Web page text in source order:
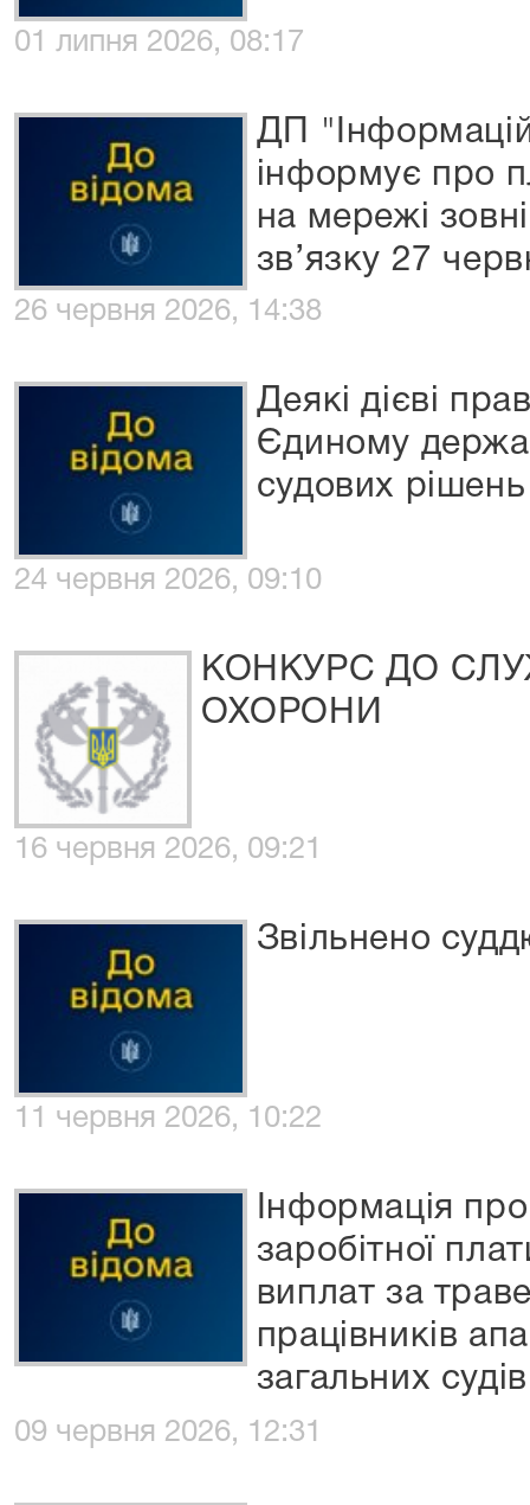
01 липня 2026, 08:17
ДП
інформує про
на мережі
зв’язку 27
26 червня 2026, 14:38
Деякі дієві
Єдиному
судових
24 червня 2026, 09:10
КОНКУРС ДО
ОХОРОНИ
16 червня 2026, 09:21
Звільнено
11 червня 2026, 10:22
Інформація
заробітної
виплат за
працівників
загальних
09 червня 2026, 12:31